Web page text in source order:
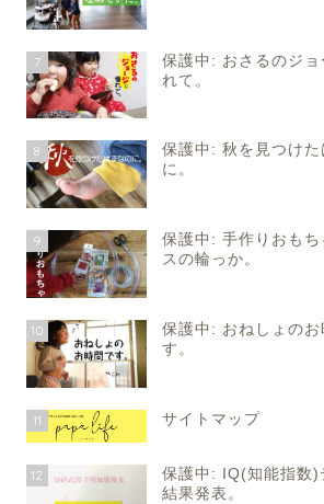
7
保護中: おさるのジョ
れて。
8
保護中: 秋を見つけた
に。
9
保護中: 手作りおもち
スの輪っか。
10
保護中: おねしょのお
す。
11 サイトマップ
12
保護中: IQ(知能指数)
結果発表。